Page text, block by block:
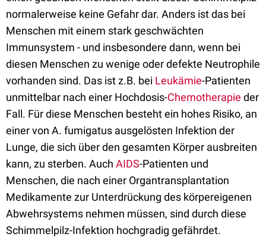
normalerweise keine Gefahr dar. Anders ist das bei
Menschen mit einem stark geschwächten
Immunsystem - und insbesondere dann, wenn bei
diesen Menschen zu wenige oder defekte Neutrophile
vorhanden sind. Das ist z.B. bei Leukämie-Patienten
unmittelbar nach einer Hochdosis-Chemotherapie der
Fall. Für diese Menschen besteht ein hohes Risiko, an
einer von A. fumigatus ausgelösten Infektion der
Lunge, die sich über den gesamten Körper ausbreiten
kann, zu sterben. Auch AIDS-Patienten und
Menschen, die nach einer Organtransplantation
Medikamente zur Unterdrückung des körpereigenen
Abwehrsystems nehmen müssen, sind durch diese
Schimmelpilz-Infektion hochgradig gefährdet.